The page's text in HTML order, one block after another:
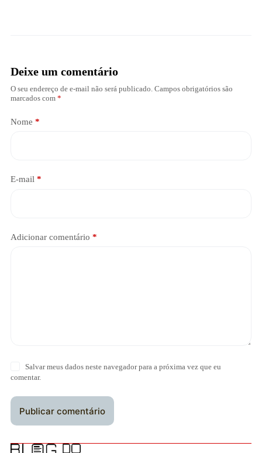
Deixe um comentário
O seu endereço de e-mail não será publicado. Campos obrigatórios são
marcados com *
Nome *
E-mail *
Adicionar comentário *
Salvar meus dados neste navegador para a próxima vez que eu
comentar.
Publicar comentário